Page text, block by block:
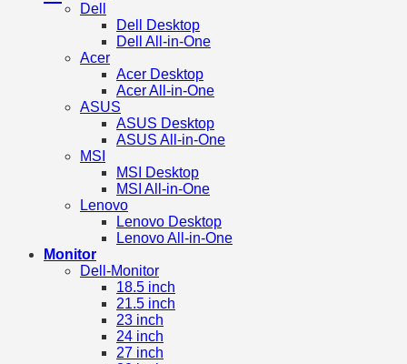
Dell
Dell Desktop
Dell All-in-One
Acer
Acer Desktop
Acer All-in-One
ASUS
ASUS Desktop
ASUS All-in-One
MSI
MSI Desktop
MSI All-in-One
Lenovo
Lenovo Desktop
Lenovo All-in-One
Monitor
Dell-Monitor
18.5 inch
21.5 inch
23 inch
24 inch
27 inch